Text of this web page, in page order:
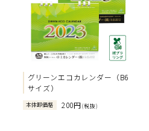
グリーンエコカレンダー（B6
サイズ）
本体卸価格 200円(税抜)